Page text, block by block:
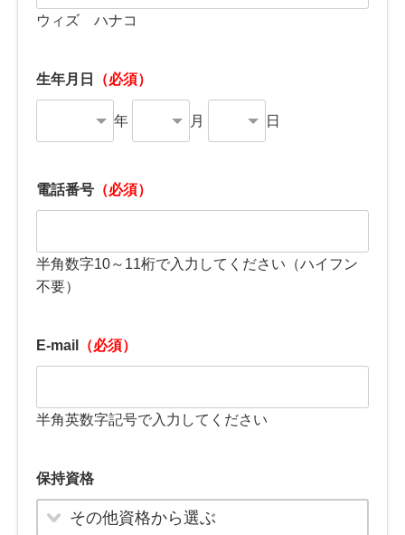
ウィズ ハナコ
生年月日 （必須）
年 月 日
電話番号 （必須）
半角数字10～11桁で入力してください（ハイフン
不要）
E-mail （必須）
半角英数字記号で入力してください
保持資格
その他資格から選ぶ